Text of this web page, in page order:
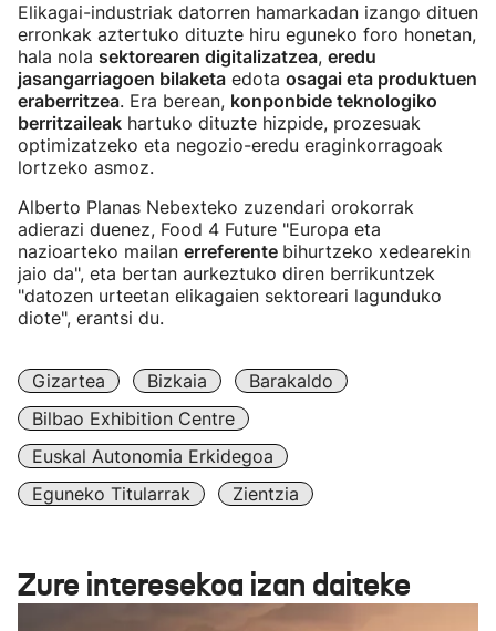
Elikagai-industriak datorren hamarkadan izango dituen
erronkak aztertuko dituzte hiru eguneko foro honetan,
hala nola sektorearen digitalizatzea, eredu
jasangarriagoen bilaketa edota osagai eta produktuen
eraberritzea. Era berean, konponbide teknologiko
berritzaileak hartuko dituzte hizpide, prozesuak
optimizatzeko eta negozio-eredu eraginkorragoak
lortzeko asmoz.
Alberto Planas Nebexteko zuzendari orokorrak
adierazi duenez, Food 4 Future "Europa eta
nazioarteko mailan erreferente bihurtzeko xedearekin
jaio da", eta bertan aurkeztuko diren berrikuntzek
"datozen urteetan elikagaien sektoreari lagunduko
diote", erantsi du.
Gizartea Bizkaia
Barakaldo
Bilbao Exhibition Centre
Euskal Autonomia Erkidegoa
Eguneko Titularrak
Zientzia
Zure interesekoa izan daiteke